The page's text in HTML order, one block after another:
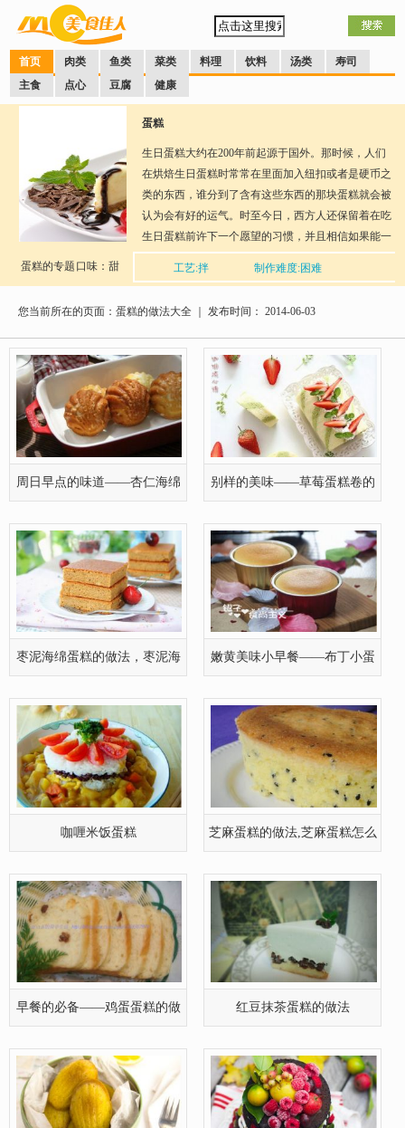
首页 肉类 鱼类 菜类 料理 饮料 汤类
寿司
主食
点心 豆腐 健康
蛋糕的专题 口味：甜
蛋糕
生日蛋糕大约在200年前起源于国外。那时候，人们
在烘焙生日蛋糕时常常在里面加入纽扣或者是硬币之
类的东西，谁分到了含有这些东西的那块蛋糕就会被
认为会有好的运气。时至今日，西方人还保留着在吃
生日蛋糕前许下一个愿望的习惯，并且相信如果能一
个人一口气把生日蛋糕上的所有蜡烛都吹灭，愿望就
可以实现。本频道就专门介绍蛋糕的做法大全给大家
工艺:拌
制作难度:困难
博
您当前所在的页面：蛋糕的做法大全 ｜ 发布时间： 2014-06-03
周日早点的味道——杏仁海绵 别样的美味——草莓蛋糕卷的
枣泥海绵蛋糕的做法，枣泥海 嫩黄美味小早餐——布丁小蛋
咖喱米饭蛋糕 芝麻蛋糕的做法,芝麻蛋糕怎么
早餐的必备——鸡蛋蛋糕的做 红豆抹茶蛋糕的做法